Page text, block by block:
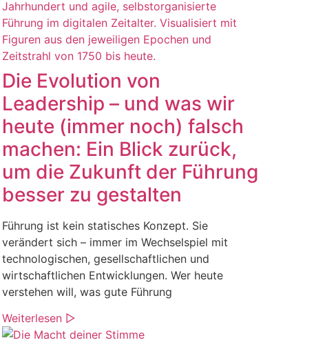
Die Evolution von
Leadership – und was wir
heute (immer noch) falsch
machen: Ein Blick zurück,
um die Zukunft der Führung
besser zu gestalten
Führung ist kein statisches Konzept. Sie
verändert sich – immer im Wechselspiel mit
technologischen, gesellschaftlichen und
wirtschaftlichen Entwicklungen. Wer heute
verstehen will, was gute Führung
Weiterlesen ▷